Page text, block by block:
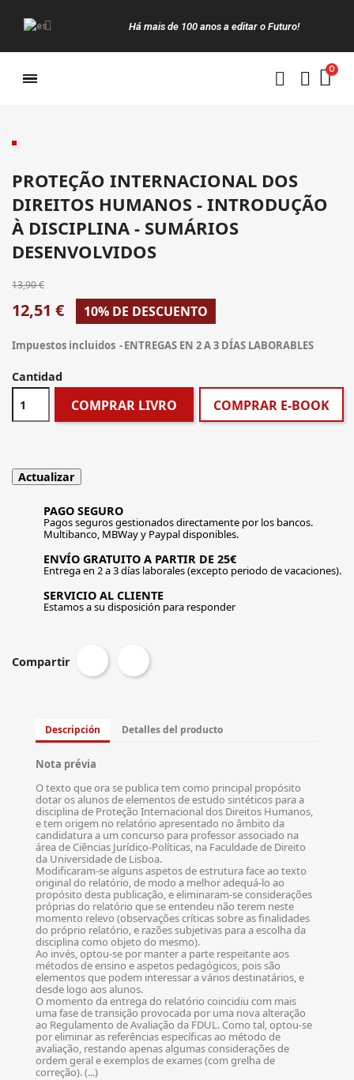
Há mais de 100 anos a editar o Futuro!
PROTEÇÃO INTERNACIONAL DOS
DIREITOS HUMANOS - INTRODUÇÃO
À DISCIPLINA - SUMÁRIOS
DESENVOLVIDOS
13,90 €
12,51 € 10% DE DESCUENTO
Impuestos incluidos ENTREGAS EN 2 A 3 DÍAS LABORABLES
Cantidad
COMPRAR LIVRO COMPRAR E-BOOK
PAGO SEGURO
Pagos seguros gestionados directamente por los bancos.
Multibanco, MBWay y Paypal disponibles.
ENVÍO GRATUITO A PARTIR DE 25€
Entrega en 2 a 3 días laborales (excepto periodo de vacaciones).
SERVICIO AL CLIENTE
Estamos a su disposición para responder
Compartir
Descripción Detalles del producto
Nota prévia
O texto que ora se publica tem como principal propósito
dotar os alunos de elementos de estudo sintéticos para a
disciplina de Proteção Internacional dos Direitos Humanos,
e tem origem no relatório apresentado no âmbito da
candidatura a um concurso para professor associado na
área de Ciências Jurídico-Políticas, na Faculdade de Direito
da Universidade de Lisboa.
Modificaram-se alguns aspetos de estrutura face ao texto
original do relatório, de modo a melhor adequá-lo ao
propósito desta publicação, e eliminaram-se considerações
próprias do relatório que se entendeu não terem neste
momento relevo (observações críticas sobre as finalidades
do próprio relatório, e razões subjetivas para a escolha da
disciplina como objeto do mesmo).
Ao invés, optou-se por manter a parte respeitante aos
métodos de ensino e aspetos pedagógicos, pois são
elementos que podem interessar a vários destinatários, e
desde logo aos alunos.
O momento da entrega do relatório coincidiu com mais
uma fase de transição provocada por uma nova alteração
ao Regulamento de Avaliação da FDUL. Como tal, optou-se
por eliminar as referências específicas ao método de
avaliação, restando apenas algumas considerações de
ordem geral e exemplos de exames (com grelha de
correção). (...)